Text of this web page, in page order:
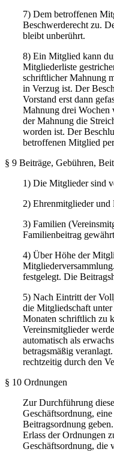
7) Dem betroffenen
Beschwerderecht zu.
bleibt unberührt.
8) Ein Mitglied kann
Mitgliederliste
schriftlicher Mahnung
in Verzug ist. Der
Vorstand erst dann
Mahnung drei Wochen
der Mahnung die
worden ist. Der
betroffenen Mitglied
§ 9 Beiträge, Gebühren,
1) Die Mitglieder sind
2) Ehrenmitglieder und
3) Familien
Familienbeitrag
4) Über Höhe der
festgelegt. Die
5) Nach Eintritt der
die Mitgliedschaft
Monaten schriftlich zu
Vereinsmitglieder
automatisch als
betragsmäßig
rechtzeitig durch den
§ 10 Ordnungen
Zur Durchführung
Geschäftsordnung,
Beitragsordnung
Erlass der Ordnungen
Geschäftsordnung, die